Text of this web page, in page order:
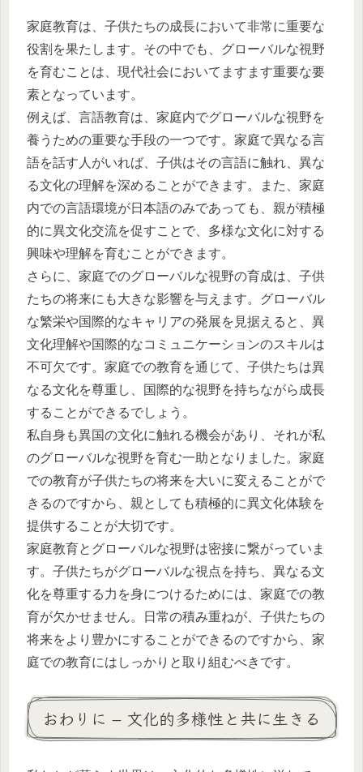
家庭教育は、子供たちの成長において非常に重要な
役割を果たします。その中でも、グローバルな視野
を育むことは、現代社会においてますます重要な要
素となっています。
例えば、言語教育は、家庭内でグローバルな視野を
養うための重要な手段の一つです。家庭で異なる言
語を話す人がいれば、子供はその言語に触れ、異な
る文化の理解を深めることができます。また、家庭
内での言語環境が日本語のみであっても、親が積極
的に異文化交流を促すことで、多様な文化に対する
興味や理解を育むことができます。
さらに、家庭でのグローバルな視野の育成は、子供
たちの将来にも大きな影響を与えます。グローバル
な繁栄や国際的なキャリアの発展を見据えると、異
文化理解や国際的なコミュニケーションのスキルは
不可欠です。家庭での教育を通じて、子供たちは異
なる文化を尊重し、国際的な視野を持ちながら成長
することができるでしょう。
私自身も異国の文化に触れる機会があり、それが私
のグローバルな視野を育む一助となりました。家庭
での教育が子供たちの将来を大いに変えることがで
きるのですから、親としても積極的に異文化体験を
提供することが大切です。
家庭教育とグローバルな視野は密接に繋がっていま
す。子供たちがグローバルな視点を持ち、異なる文
化を尊重する力を身につけるためには、家庭での教
育が欠かせません。日常の積み重ねが、子供たちの
将来をより豊かにすることができるのですから、家
庭での教育にはしっかりと取り組むべきです。
おわりに – 文化的多様性と共に生きる